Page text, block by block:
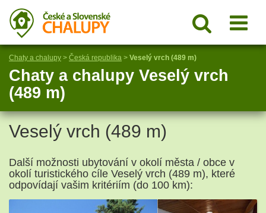
Chaty a chalupy > Česká republika > Veselý vrch (489 m)
Chaty a chalupy Veselý vrch
(489 m)
Veselý vrch (489 m)
Další možnosti ubytování v okolí města / obce v
okolí turistického cíle Veselý vrch (489 m), které
odpovídají vašim kritériím (do 100 km):